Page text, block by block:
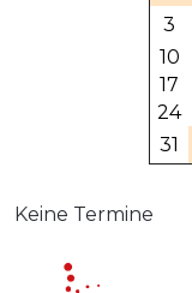
3
10
17
24
31
Keine Termine